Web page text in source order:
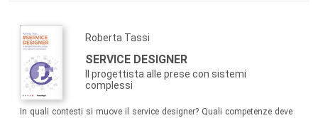
Roberta Tassi
SERVICE DESIGNER
Il progettista alle prese con sistemi
complessi
In quali contesti si muove il service designer? Quali competenze deve